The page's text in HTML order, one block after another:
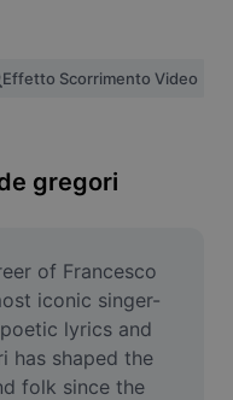
Effetto Scorrimento Video
gregori
of Francesco
iconic singer-
lyrics and
has shaped the
folk since the